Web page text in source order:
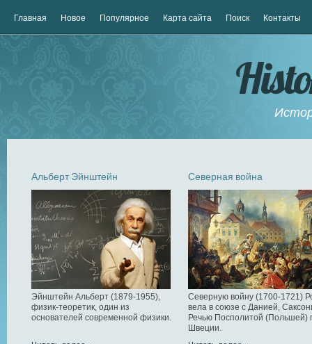
Главная Новое Популярное Карта сайта Поиск Контакты
Альберт Эйнштейн
Эйнштейн Альберт (1879-1955),
физик-теоретик, один из
основателей современной физики.
Северная война
Северную войну (1700-1721)
вела в союзе с Данией,
Речью Посполитой (Польшей)
Швеции.